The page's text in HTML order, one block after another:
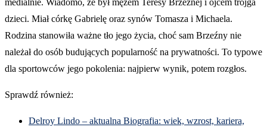
medialnie. Wiadomo, że był mężem Teresy Brzeźnej i ojcem trojga
dzieci. Miał córkę Gabrielę oraz synów Tomasza i Michaela.
Rodzina stanowiła ważne tło jego życia, choć sam Brzeźny nie
należał do osób budujących popularność na prywatności. To typowe
dla sportowców jego pokolenia: najpierw wynik, potem rozgłos.
Sprawdź również:
Delroy Lindo – aktualna Biografia: wiek, wzrost, kariera,